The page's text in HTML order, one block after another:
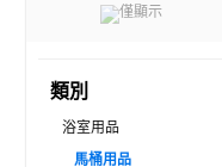
僅顯示
類別
浴室用品
馬桶用品